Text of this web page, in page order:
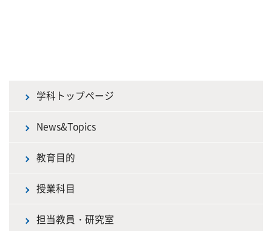
学科トップページ
News&Topics
教育目的
授業科目
担当教員・研究室